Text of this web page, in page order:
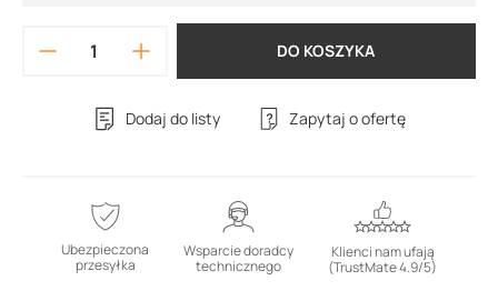
DO KOSZYKA
Dodaj do listy Zapytaj o ofertę
Ubezpieczona
przesyłka
Wsparcie doradcy
technicznego
Klienci nam ufają
(TrustMate 4.9/5)